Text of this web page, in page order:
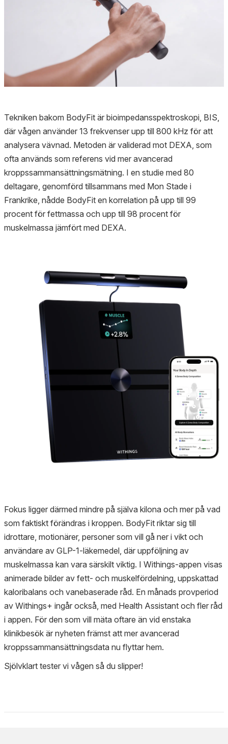
Tekniken bakom BodyFit är bioimpedansspektroskopi, BIS,
där vågen använder 13 frekvenser upp till 800 kHz för att
analysera vävnad. Metoden är validerad mot DEXA, som
ofta används som referens vid mer avancerad
kroppssammansättningsmätning. I en studie med 80
deltagare, genomförd tillsammans med Mon Stade i
Frankrike, nådde BodyFit en korrelation på upp till 99
procent för fettmassa och upp till 98 procent för
muskelmassa jämfört med DEXA.
Fokus ligger därmed mindre på själva kilona och mer på vad
som faktiskt förändras i kroppen. BodyFit riktar sig till
idrottare, motionärer, personer som vill gå ner i vikt och
användare av GLP-1-läkemedel, där uppföljning av
muskelmassa kan vara särskilt viktig. I Withings-appen visas
animerade bilder av fett- och muskelfördelning, uppskattad
kaloribalans och vanebaserade råd. En månads provperiod
av Withings+ ingår också, med Health Assistant och fler råd
i appen. För den som vill mäta oftare än vid enstaka
klinikbesök är nyheten främst att mer avancerad
kroppssammansättningsdata nu flyttar hem.
Sjölvklart tester vi vågen så du slipper!